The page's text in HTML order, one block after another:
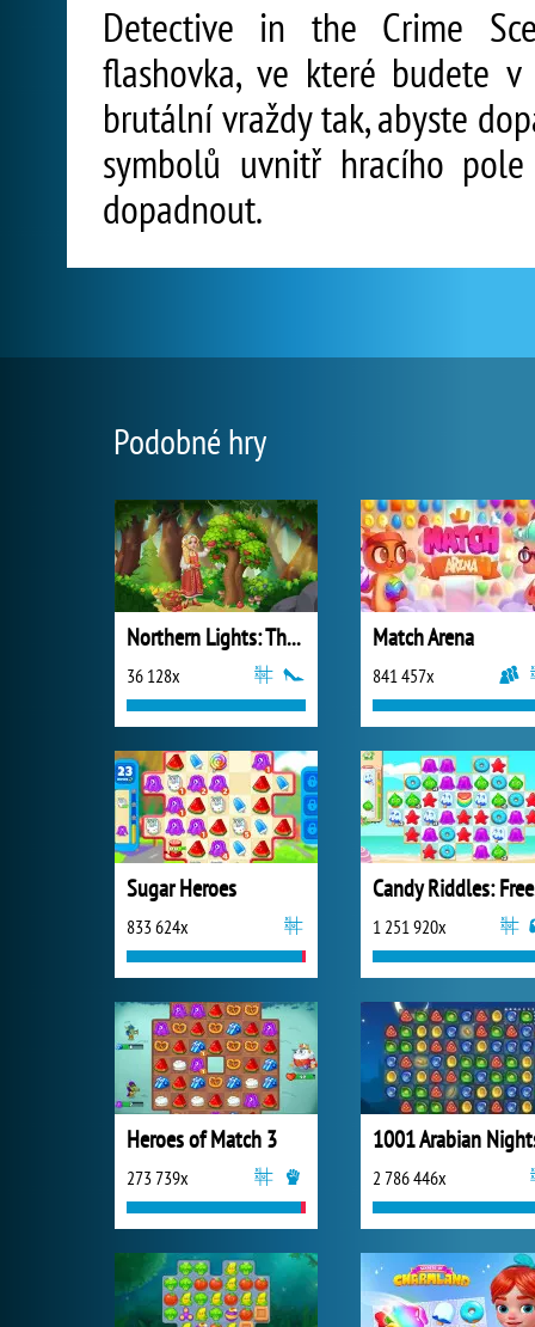
Detective in the Crime
flashovka, ve které budete
brutální vraždy tak, abyste
symbolů uvnitř hracího
dopadnout.
Podobné hry
Northern Lights: The Secret of the Forest
36 128x
Match Arena
841 457x
Sugar Heroes
833 624x 1 251 920x
Heroes of Match 3
273 739x
1001 Arabian
2 786 446x